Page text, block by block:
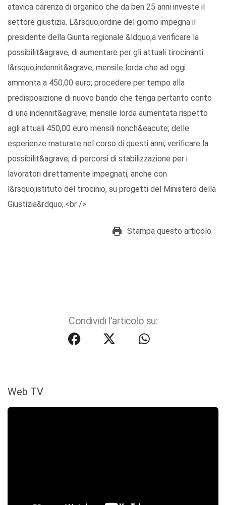
atavica carenza di organico che da ben 25 anni investe il
settore giustizia. L&rsquo;ordine del giorno impegna il
presidente della Giunta regionale &ldquo;a verificare la
possibilit&agrave; di aumentare per gli attuali tirocinanti
l&rsquo;indennit&agrave; mensile lorda che ad oggi
ammonta a 450,00 euro; procedere per tempo alla
predisposizione di nuovo bando che tenga pertanto conto
di una indennit&agrave; mensile lorda aumentata rispetto
agli attuali 450,00 euro mensili nonch&eacute; delle
esperienze maturate nel corso di questi anni; verificare la
possibilit&agrave; di percorsi di stabilizzazione per i
lavoratori direttamente impegnati, anche con
l&rsquo;istituto del tirocinio, su progetti del Ministero della
Giustizia&rdquo;.<br />
Stampa questo articolo
Condividi l'articolo su:
Web TV